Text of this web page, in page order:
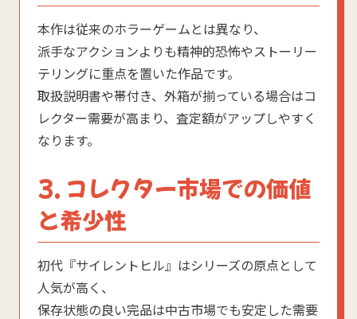
本作は従来のホラーゲームとは異なり、
派手なアクションよりも精神的恐怖やストーリー
テリングに重点を置いた作品です。
取扱説明書や帯付き、外箱が揃っている場合はコ
レクター需要が高まり、査定額がアップしやすく
なります。
3. コレクター市場での価値
と希少性
初代『サイレントヒル』はシリーズの原点として
人気が高く、
保存状態の良い完品は中古市場でも安定した需要